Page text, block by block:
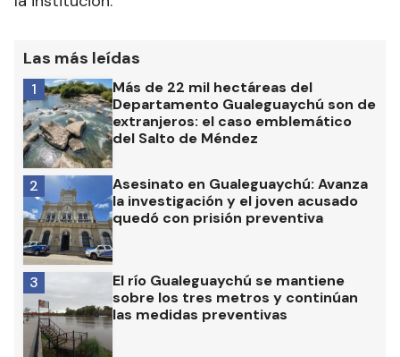
Las más leídas
Más de 22 mil hectáreas del
Departamento Gualeguaychú son de
extranjeros: el caso emblemático
del Salto de Méndez
1
Asesinato en Gualeguaychú: Avanza
la investigación y el joven acusado
quedó con prisión preventiva
2
El río Gualeguaychú se mantiene
sobre los tres metros y continúan
las medidas preventivas
3